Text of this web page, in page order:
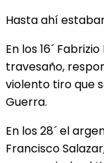
Hasta ahí
En los 16´
travesaño,
violento tiro que
Guerra.
En los 28´ el
Francisco